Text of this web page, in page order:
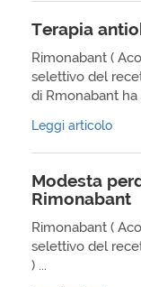
Terapia
Rimonabant (
selettivo del
di Rmonabant ha
Leggi articolo
Modesta
Rimonabant
Rimonabant (
selettivo del
) ...